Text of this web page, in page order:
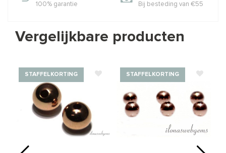
100% garantie
Bij besteding van €55
Vergelijkbare producten
STAFFELKORTING STAFFELKORTING